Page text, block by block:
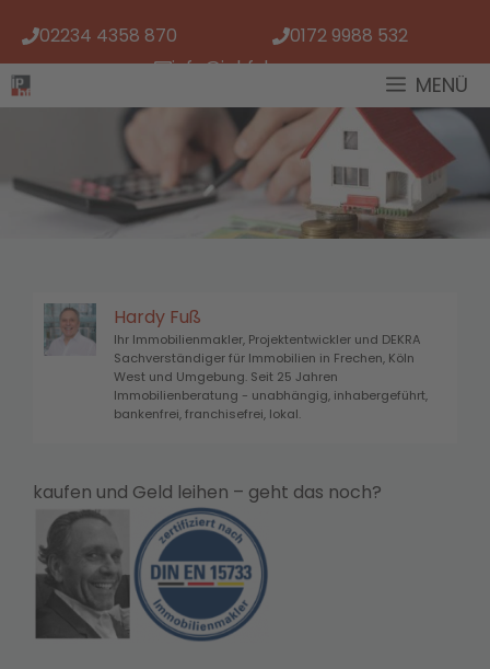
Inhalt
springen
02234 4358 870
0172 9988 532
info@iphf.de
MENÜ
Hardy Fuß
Ihr Immobilienmakler, Projektentwickler und DEKRA
Sachverständiger für Immobilien in Frechen, Köln
West und Umgebung. Seit 25 Jahren
Immobilienberatung - unabhängig, inhabergeführt,
bankenfrei, franchisefrei, lokal.
kaufen und Geld leihen – geht das noch?